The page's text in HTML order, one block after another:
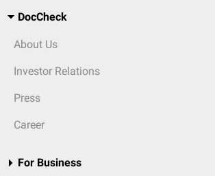
DocCheck
About Us
Investor Relations
Press
Career
For Business